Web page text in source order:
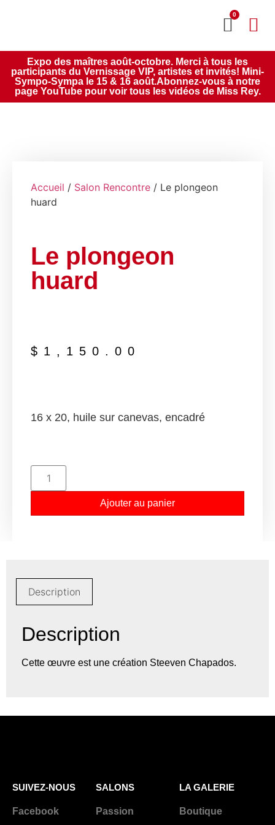
0
Expo des maîtres août-octobre. Merci à tous les
participants du Vernissage VIP, artistes et invités! Mini-
Sympo-Sympa le 15 & 16 août.Abonnez-vous à notre
page YouTube pour voir tous les vidéos de Miss Rey.
Accueil / Salon Rencontre / Le plongeon
huard
Le plongeon
huard
$ 1,150.00
16 x 20, huile sur canevas, encadré
Ajouter au panier
Description
Description
Cette œuvre est une création Steeven Chapados.
SUIVEZ-NOUS
Facebook
SALONS
Passion
LA GALERIE
Boutique